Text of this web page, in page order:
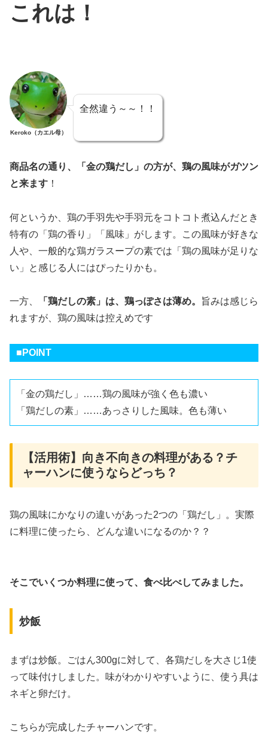
これは！
Keroko（カエル母）
全然違う～～！！
商品名の通り、「金の鶏だし」の方が、鶏の風味がガツン
と来ます ！
何というか、鶏の手羽先や手羽元をコトコト煮込んだとき
特有の「鶏の香り」「風味」がします。この風味が好きな
人や、一般的な鶏ガラスープの素では「鶏の風味が足りな
い」と感じる人にはぴったりかも。
一方、 「鶏だしの素」は、鶏っぽさは薄め。
旨みは感じら
れますが、鶏の風味は控えめです
■POINT
「金の鶏だし」……鶏の風味が強く色も濃い
「鶏だしの素」……あっさりした風味。色も薄い
【活用術】向き不向きの料理がある？チ
ャーハンに使うならどっち？
鶏の風味にかなりの違いがあった2つの「鶏だし」。実際
に料理に使ったら、どんな違いになるのか？？
そこでいくつか料理に使って、食べ比べしてみました。
炒飯
まずは炒飯。ごはん300gに対して、各鶏だしを大さじ1使
って味付けしました。味がわかりやすいように、使う具は
ネギと卵だけ。
こちらが完成したチャーハンです。